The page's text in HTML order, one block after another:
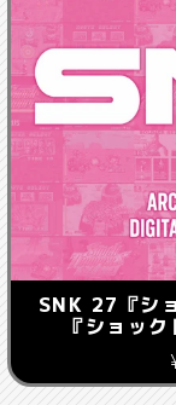
SNK 27『シ
『ショッ